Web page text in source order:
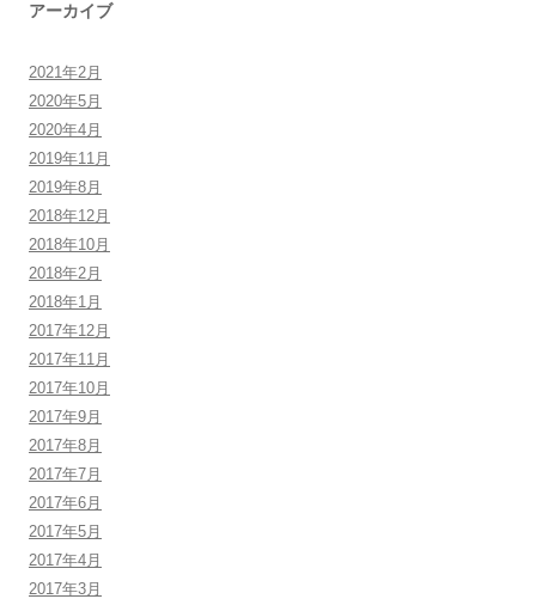
アーカイブ
2021年2月
2020年5月
2020年4月
2019年11月
2019年8月
2018年12月
2018年10月
2018年2月
2018年1月
2017年12月
2017年11月
2017年10月
2017年9月
2017年8月
2017年7月
2017年6月
2017年5月
2017年4月
2017年3月